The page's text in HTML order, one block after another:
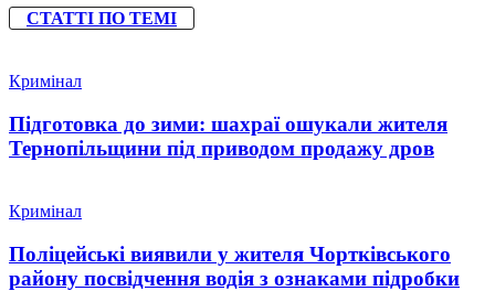
СТАТТІ ПО ТЕМІ
Кримінал
Підготовка до зими: шахраї ошукали жителя
Тернопільщини під приводом продажу дров
Кримінал
Поліцейські виявили у жителя Чортківського
району посвідчення водія з ознаками підробки